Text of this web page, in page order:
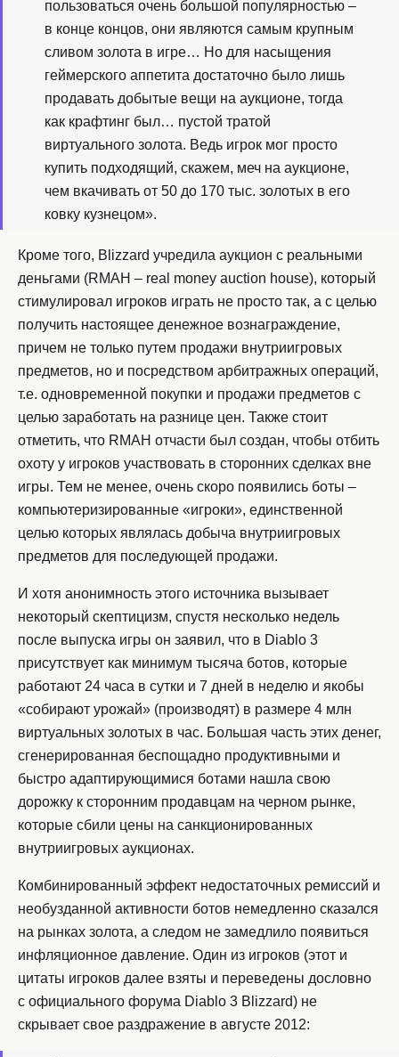
пользоваться очень большой популярностью –
в конце концов, они являются самым крупным
сливом золота в игре… Но для насыщения
геймерского аппетита достаточно было лишь
продавать добытые вещи на аукционе, тогда
как крафтинг был… пустой тратой
виртуального золота. Ведь игрок мог просто
купить подходящий, скажем, меч на аукционе,
чем вкачивать от 50 до 170 тыс. золотых в его
ковку кузнецом».
Кроме того, Blizzard учредила аукцион с реальными
деньгами (RMAH – real money auction house), который
стимулировал игроков играть не просто так, а с целью
получить настоящее денежное вознаграждение,
причем не только путем продажи внутриигровых
предметов, но и посредством арбитражных операций,
т.е. одновременной покупки и продажи предметов с
целью заработать на разнице цен. Также стоит
отметить, что RMAH отчасти был создан, чтобы отбить
охоту у игроков участвовать в сторонних сделках вне
игры. Тем не менее, очень скоро появились боты –
компьютеризированные «игроки», единственной
целью которых являлась добыча внутриигровых
предметов для последующей продажи.
И хотя анонимность этого источника вызывает
некоторый скептицизм, спустя несколько недель
после выпуска игры он заявил, что в Diablo 3
присутствует как минимум тысяча ботов, которые
работают 24 часа в сутки и 7 дней в неделю и якобы
«собирают урожай» (производят) в размере 4 млн
виртуальных золотых в час. Большая часть этих денег,
сгенерированная беспощадно продуктивными и
быстро адаптирующимися ботами нашла свою
дорожку к сторонним продавцам на черном рынке,
которые сбили цены на санкционированных
внутриигровых аукционах.
Комбинированный эффект недостаточных ремиссий и
необузданной активности ботов немедленно сказался
на рынках золота, а следом не замедлило появиться
инфляционное давление. Один из игроков (этот и
цитаты игроков далее взяты и переведены дословно
с официального форума Diablo 3 Blizzard) не
скрывает свое раздражение в августе 2012: